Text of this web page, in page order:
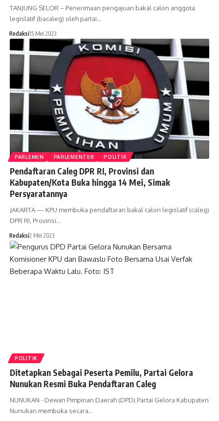
TANJUNG SELOR – Penerimaan pengajuan bakal calon anggota
legislatif (bacaleg) oleh partai…
Redaksi15 Mei 2023
PARLEMEN PARLEMENTER POLITIK
Pendaftaran Caleg DPR RI, Provinsi dan
Kabupaten/Kota Buka hingga 14 Mei, Simak
Persyaratannya
JAKARTA — KPU membuka pendaftaran bakal calon legislatif (caleg)
DPR RI, Provinsi…
Redaksi2 Mei 2023
POLITIK
Ditetapkan Sebagai Peserta Pemilu, Partai Gelora
Nunukan Resmi Buka Pendaftaran Caleg
NUNUKAN - Dewan Pimpinan Daerah (DPD) Partai Gelora Kabupaten
Nunukan membuka secara…